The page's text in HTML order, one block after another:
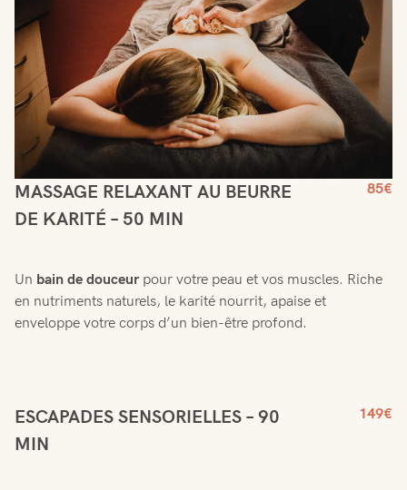
MASSAGE RELAXANT AU BEURRE
DE KARITÉ – 50 MIN
85€
Un bain de douceurpour votre peau et vos muscles. Riche
en nutriments naturels, le karité nourrit, apaise et
enveloppe votre corps d’un bien-être profond.
ESCAPADES SENSORIELLES – 90
MIN
149€